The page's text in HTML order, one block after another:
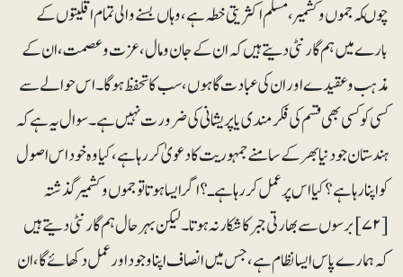
چوںکہ جموں وکشمیر ،مسلم اکثریتی خطہ ہے، وہاں بسنے والی تمام اقلیتوں کے
بارے میں ہم گارنٹی دیتے ہیں کہ ان کے جان ومال ، عزت وعصمت، ان کے
مذہب و عقیدے اور ان کی عبادت گاہوں، سب کا تحفظ ہو گا۔ اس حوالے سے
کسی کو کسی بھی قسم کی فکر مندی یا پریشانی کی ضرورت نہیں ہے۔ سوال یہ ہے کہ
ہندستان جودنیا بھر کے سامنے جمہوریت کا دعویٰ کر رہا ہے، کیا وہ خود اس اصول
کو اپنا رہا ہے؟ کیا اس پر عمل کر رہا ہےـ؟ اگرایسا ہوتا تو جموں وکشمیر گذشتہ
[۷۲]برسوں سے بھارتی جبر کا شکار نہ ہوتا۔ لیکن بہر حال ہم گارنٹی دیتے ہیں
کہ ہمارے پاس ایسا نظام ہے، جس میں انصاف اپنا وجود اور عمل دکھائے گا، ان